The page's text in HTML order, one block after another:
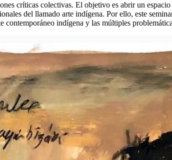
críticas colectivas. El objetivo es abrir un
del llamado arte indígena. Por ello, este
contemporáneo indígena y las múltiples